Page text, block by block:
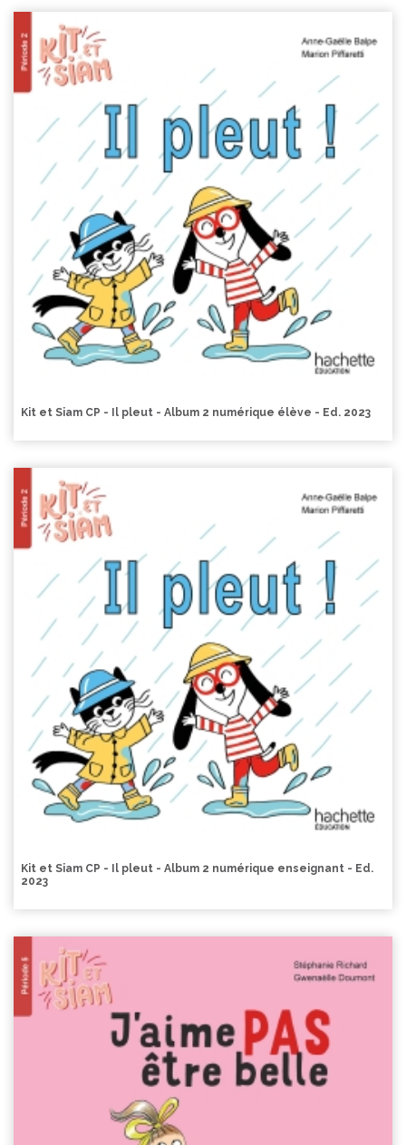
Kit et Siam CP - Il pleut - Album 2 numérique élève - Ed. 2023
Kit et Siam CP - Il pleut - Album 2 numérique enseignant - Ed.
2023